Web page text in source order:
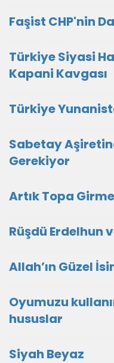
Faşist CHP'nin
Türkiye Siyasi
Kapani Kavgası
Türkiye
Sabetay
Gerekiyor
Artık Topa
Rüşdü Erdelhun
Allah’ın Güzel
Oyumuzu
hususlar
Siyah Beyaz